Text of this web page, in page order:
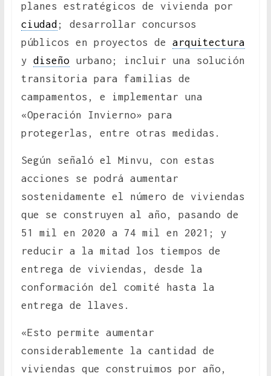
planes estratégicos de vivienda por
ciudad ; desarrollar concursos
públicos en proyectos de arquitectura
y diseñourbano; incluir una solución
transitoria para familias de
campamentos, e implementar una
«Operación Invierno» para
protegerlas, entre otras medidas.
Según señaló el Minvu, con estas
acciones se podrá aumentar
sostenidamente el número de viviendas
que se construyen al año, pasando de
51 mil en 2020 a 74 mil en 2021; y
reducir a la mitad los tiempos de
entrega de viviendas, desde la
conformación del comité hasta la
entrega de llaves.
«Esto permite aumentar
considerablemente la cantidad de
viviendas que construimos por año,